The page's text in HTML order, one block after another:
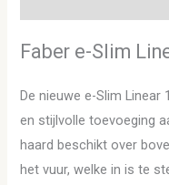
Faber e-Slim
De nieuwe e-Slim
en stijlvolle toevoeging
haard beschikt over
het vuur, welke in is te